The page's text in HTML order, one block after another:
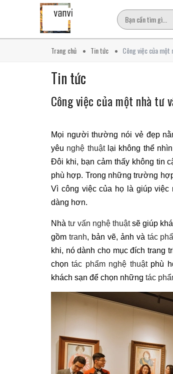
Trang chủ Tin tức Công việc của một
Tin tức
Công việc của một nhà tư
Mọi người thường nói vẻ đẹp
yêu nghệ thuậtlại không thể
Đôi khi, bạn cảm thấy không tin
phù hợp. Trong những trường
Vì công việc của họ là giúp
dàng hơn.
Nhàtư vấn nghệ thuậtsẽ giúp
gồm tranh, bản vẽ, ảnh và tác
khi, nó dành cho mục đích trang
chọntác phẩm nghệ thuậtphù
khách sạn để chọn những tác